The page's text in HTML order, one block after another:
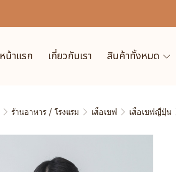
หน้าแรก เกี่ยวกับเรา สินค้าทั้งหมด
ร้านอาหาร / โรงแรม เสื้อเชฟ เสื้อเชฟญี่ปุ่น